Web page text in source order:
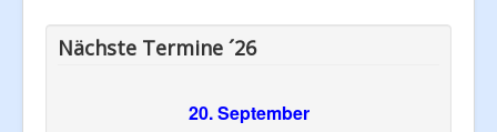
Nächste Termine ´26
20. September